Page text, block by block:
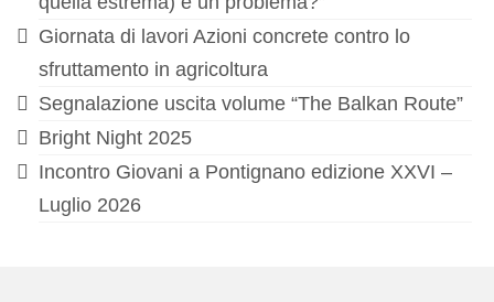
CONTATTI
Giornata di lavori Azioni concrete contro lo
sfruttamento in agricoltura
Segnalazione uscita volume “The Balkan Route”
Bright Night 2025
Incontro Giovani a Pontignano edizione XXVI –
Luglio 2026